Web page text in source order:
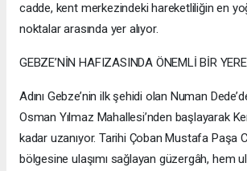
cadde, kent merkezindeki hareketliliğin en
noktalar arasında yer alıyor.
GEBZE’NİN HAFIZASINDA ÖNEMLİ BİR
Adını Gebze’nin ilk şehidi olan Numan
Osman Yılmaz Mahallesi’nden başlayarak
kadar uzanıyor. Tarihi Çoban Mustafa Paşa
bölgesine ulaşımı sağlayan güzergâh, hem